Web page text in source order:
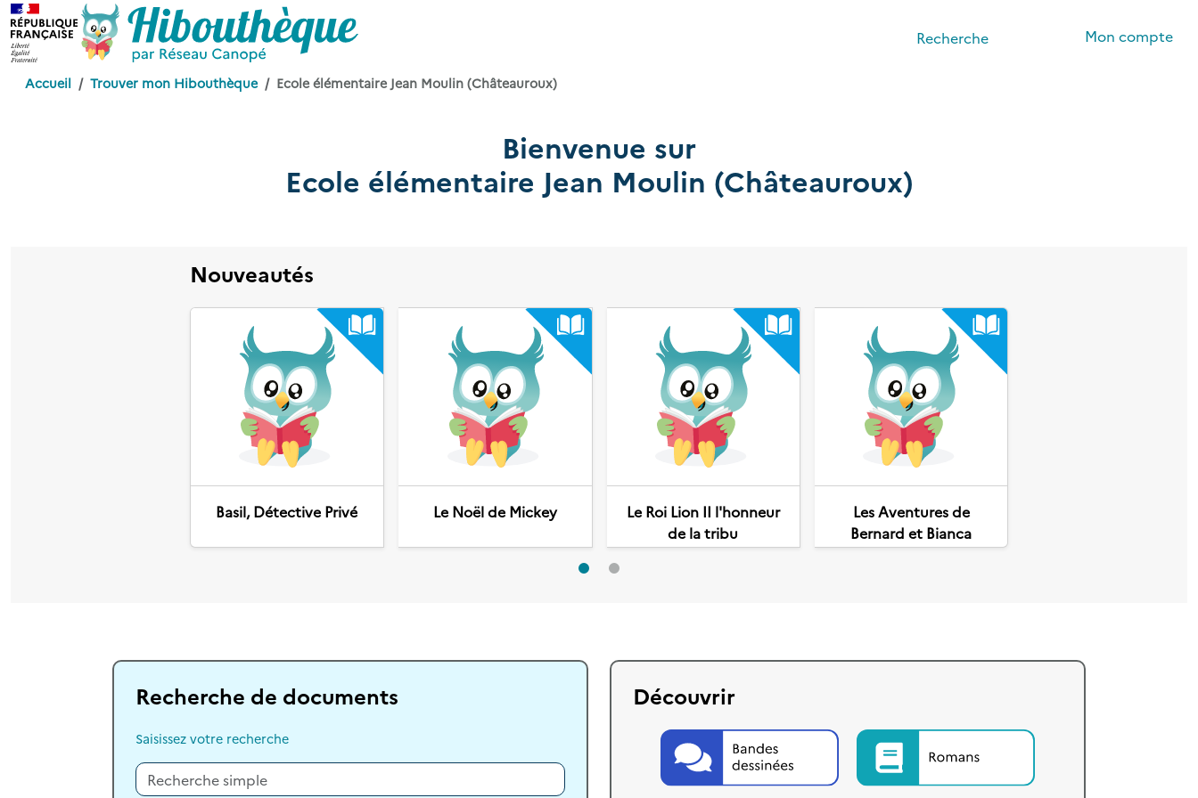
Recherche Mon compte
Accueil Trouver mon Hibouthèque Ecole élémentaire Jean Moulin (Châteauroux)
Bienvenue sur
Ecole élémentaire Jean Moulin (Châteauroux)
Nouveautés
Basil, Détective Privé Le Noël de Mickey
Le Roi Lion II l'honneur
de la tribu
Les Aventures de
Bernard et Bianca
Recherche de documents
Saisissez votre recherche
Découvrir